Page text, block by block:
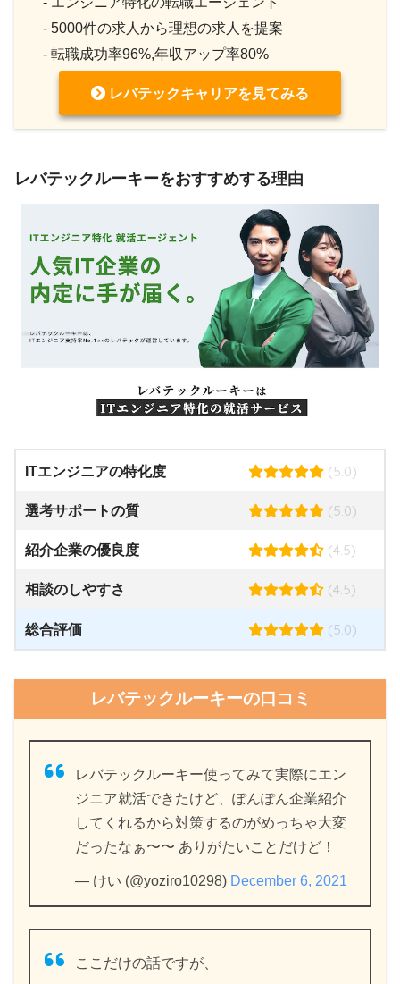
- 5000件の求人から理想の求人を提案
- 転職成功率96%,年収アップ率80%
レバテックキャリアを見てみる
レバテックルーキーをおすすめする理由
ITエンジニアの特化度 (5.0)
選考サポートの質 (5.0)
紹介企業の優良度 (4.5)
相談のしやすさ (4.5)
総合評価 (5.0)
レバテックルーキーの口コミ
レバテックルーキー使ってみて実際にエン
ジニア就活できたけど、ぽんぽん企業紹介
してくれるから対策するのがめっちゃ大変
だったなぁ〜〜 ありがたいことだけど！
— けい (@yoziro10298) December 6, 2021
ここだけの話ですが、